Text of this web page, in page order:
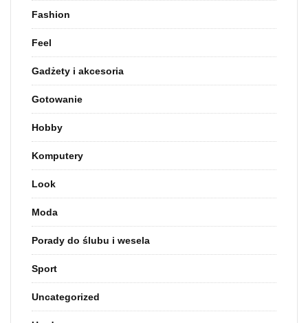
Fashion
Feel
Gadżety i akcesoria
Gotowanie
Hobby
Komputery
Look
Moda
Porady do ślubu i wesela
Sport
Uncategorized